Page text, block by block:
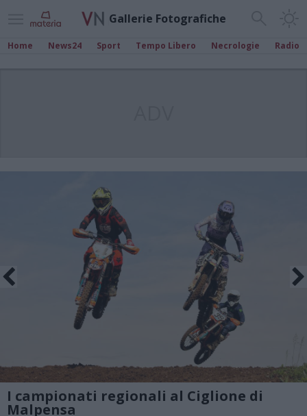
Gallerie Fotografiche
Home News24 Sport Tempo Libero Necrologie Radio
I campionati regionali al Ciglione di
Malpensa